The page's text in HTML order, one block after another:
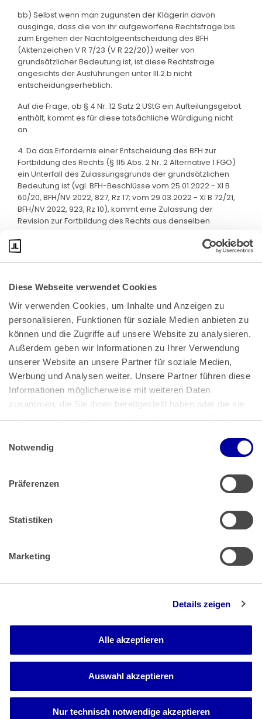
Diese Webseite verwendet Cookies
Wir verwenden Cookies, um Inhalte und Anzeigen zu
personalisieren, Funktionen für soziale Medien anbieten zu
können und die Zugriffe auf unsere Website zu analysieren.
Außerdem geben wir Informationen zu Ihrer Verwendung
unserer Website an unsere Partner für soziale Medien,
Werbung und Analysen weiter. Unsere Partner führen diese
Informationen möglicherweise mit weiteren Daten
zusammen, die Sie ihnen bereitgestellt haben oder die sie
im Rahmen Ihrer Nutzung der Dienste gesammelt haben.
Impressum
Notwendig
Präferenzen
Statistiken
Marketing
Details zeigen
Alle akzeptieren
Auswahl akzeptieren
Nur technisch notwendige akzeptieren
bb) Selbst wenn man zugunsten der Klägerin davon
ausginge, dass die von ihr aufgeworfene Rechtsfrage bis
zum Ergehen der Nachfolgeentscheidung des BFH
(Aktenzeichen V R 7/23 (V R 22/20)) weiter von
grundsätzlicher Bedeutung ist, ist diese Rechtsfrage
angesichts der Ausführungen unter III.2.b nicht
entscheidungserheblich.
Auf die Frage, ob § 4 Nr. 12 Satz 2 UStG ein Aufteilungsgebot
enthält, kommt es für diese tatsächliche Würdigung nicht
an.
4. Da das Erfordernis einer Entscheidung des BFH zur
Fortbildung des Rechts (§ 115 Abs. 2 Nr. 2 Alternative 1 FGO)
ein Unterfall des Zulassungsgrunds der grundsätzlichen
Bedeutung ist (vgl. BFH-Beschlüsse vom 25.01.2022 - XI B
60/20, BFH/NV 2022, 827, Rz 17; vom 29.03.2022 - XI B 72/21,
BFH/NV 2022, 923, Rz 10), kommt eine Zulassung der
Revision zur Fortbildung des Rechts aus denselben
Bundeskanzlerplatz 2
53113 Bonn
Pressemitteilungen|AGB
Impressum|Datenschutz
Muster Widerrufsformular (PDF)
Barrierefreiheit